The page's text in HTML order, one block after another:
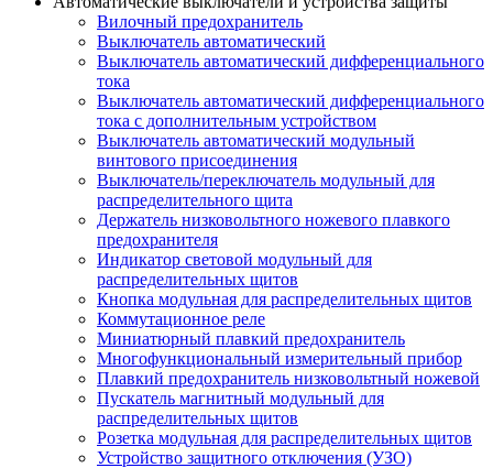
Вилочный предохранитель
Выключатель автоматический
Выключатель автоматический дифференциального
тока
Выключатель автоматический дифференциального
тока с дополнительным устройством
Выключатель автоматический модульный
винтового присоединения
Выключатель/переключатель модульный для
распределительного щита
Держатель низковольтного ножевого плавкого
предохранителя
Индикатор световой модульный для
распределительных щитов
Кнопка модульная для распределительных щитов
Коммутационное реле
Миниатюрный плавкий предохранитель
Многофункциональный измерительный прибор
Плавкий предохранитель низковольтный ножевой
Пускатель магнитный модульный для
распределительных щитов
Розетка модульная для распределительных щитов
Устройство защитного отключения (УЗО)